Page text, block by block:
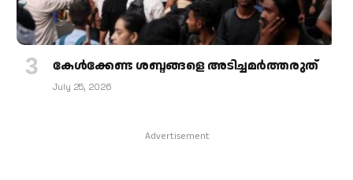
കേള്‍ക്കേണ്ട ശബ്ദങ്ങളെ അടിച്ചമര്‍ത്തരുത്
July 25, 2026
Advertisement